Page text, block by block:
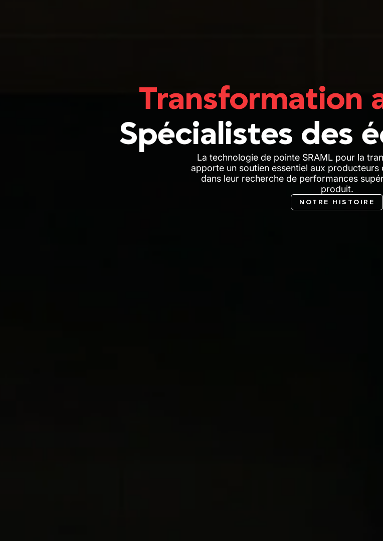
Transformation
Spécialistes des
La technologie de pointe SRAML pour la
apporte un soutien essentiel aux producteurs
dans leur recherche de performances
produit.
NOTRE HISTOIRE